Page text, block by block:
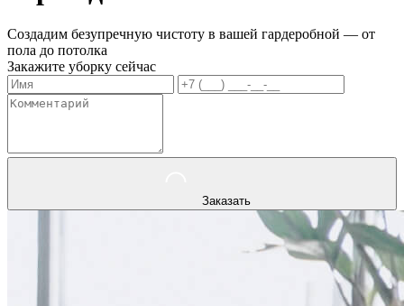
Создадим безупречную чистоту в вашей гардеробной — от
пола до потолка
Закажите уборку сейчас
Заказать